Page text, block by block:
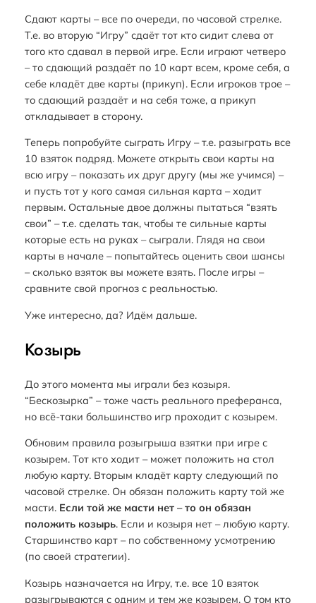
Сдают карты – все по очереди, по часовой стрелке.
Т.е. во вторую “Игру” сдаёт тот кто сидит слева от
того кто сдавал в первой игре. Если играют четверо
– то сдающий раздаёт по 10 карт всем, кроме себя, а
себе кладёт две карты (прикуп). Если игроков трое –
то сдающий раздаёт и на себя тоже, а прикуп
откладывает в сторону.
Теперь попробуйте сыграть Игру – т.е. разыграть все
10 взяток подряд. Можете открыть свои карты на
всю игру – показать их друг другу (мы же учимся) –
и пусть тот у кого самая сильная карта – ходит
первым. Остальные двое должны пытаться “взять
свои” – т.е. сделать так, чтобы те сильные карты
которые есть на руках – сыграли. Глядя на свои
карты в начале – попытайтесь оценить свои шансы
– сколько взяток вы можете взять. После игры –
сравните свой прогноз с реальностью.
Уже интересно, да? Идём дальше.
Козырь
До этого момента мы играли без козыря.
“Бескозырка” – тоже часть реального преферанса,
но всё-таки большинство игр проходит с козырем.
Обновим правила розыгрыша взятки при игре с
козырем. Тот кто ходит – может положить на стол
любую карту. Вторым кладёт карту следующий по
часовой стрелке. Он обязан положить карту той же
масти. Если той же масти нет – то он обязан
положить козырь. Если и козыря нет – любую карту.
Старшинство карт – по собственному усмотрению
(по своей стратегии).
Козырь назначается на Игру, т.е. все 10 взяток
разыгрываются с одним и тем же козырем. О том кто